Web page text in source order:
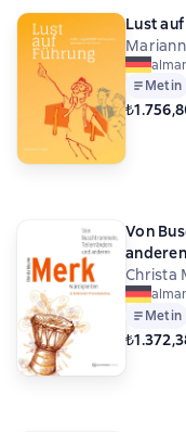
Lust
Metin
Von
Christa
Metin